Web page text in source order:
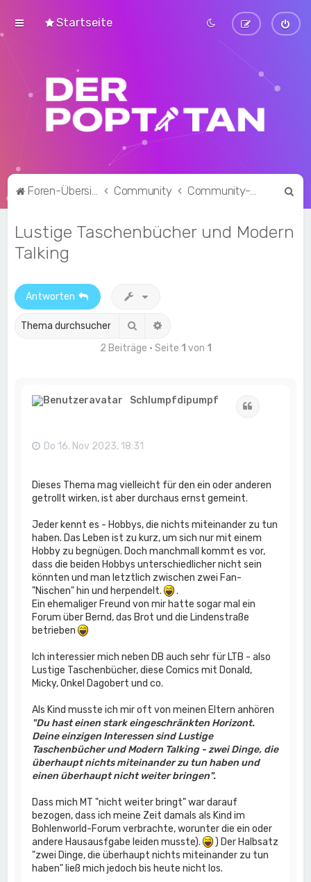
Startseite
Foren-Übersicht Community Community-Talk
Lustige Taschenbücher und Modern
Talking
Antworten
Suche
2 Beiträge • Seite 1 von 1
Schlumpfdipumpf
Do 16. Nov 2023, 18:31
Dieses Thema mag vielleicht für den ein oder anderen
getrollt wirken, ist aber durchaus ernst gemeint.
Jeder kennt es - Hobbys, die nichts miteinander zu tun
haben. Das Leben ist zu kurz, um sich nur mit einem
Hobby zu begnügen. Doch manchmall kommt es vor,
dass die beiden Hobbys unterschiedlicher nicht sein
könnten und man letztlich zwischen zwei Fan-
"Nischen" hin und herpendelt.
.
Ein ehemaliger Freund von mir hatte sogar mal ein
Forum über Bernd, das Brot und die Lindenstraße
betrieben
Ich interessier mich neben DB auch sehr für LTB - also
Lustige Taschenbücher, diese Comics mit Donald,
Micky, Onkel Dagobert und co.
Als Kind musste ich mir oft von meinen Eltern anhören
"Du hast einen stark eingeschränkten Horizont.
Deine einzigen Interessen sind Lustige
Taschenbücher und Modern Talking - zwei Dinge, die
überhaupt nichts miteinander zu tun haben und
einen überhaupt nicht weiter bringen".
Dass mich MT "nicht weiter bringt" war darauf
bezogen, dass ich meine Zeit damals als Kind im
Bohlenworld-Forum verbrachte, worunter die ein oder
andere Hausausfgabe leiden musste).
) Der Halbsatz
"zwei Dinge, die überhaupt nichts miteinander zu tun
haben" ließ mich jedoch bis heute nicht los.